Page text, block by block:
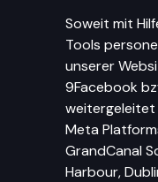
Soweit mit
Tools
unserer
9Facebook
weitergeleitet
Meta
GrandCanal
Harbour,